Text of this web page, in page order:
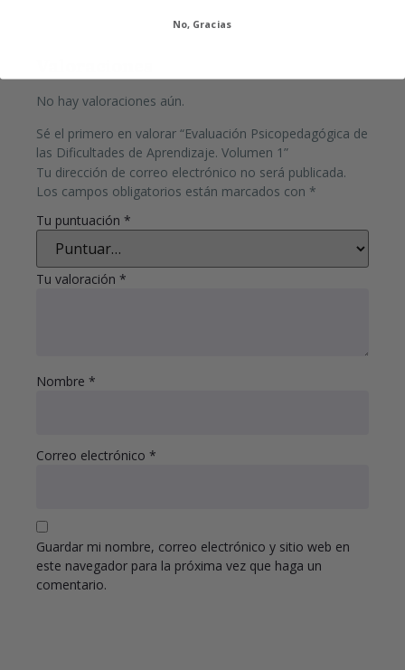
No hay valoraciones aún.
Sé el primero en valorar “Evaluación Psicopedagógica de
las Dificultades de Aprendizaje. Volumen 1”
Tu dirección de correo electrónico no será publicada.
Los campos obligatorios están marcados con *
Tu puntuación *
Tu valoración *
Nombre *
Correo electrónico *
Guardar mi nombre, correo electrónico y sitio web en
este navegador para la próxima vez que haga un
comentario.
No, Gracias